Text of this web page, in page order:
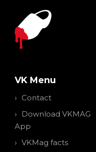
VK Menu
Contact
Download VKMAG
App
VKMag facts